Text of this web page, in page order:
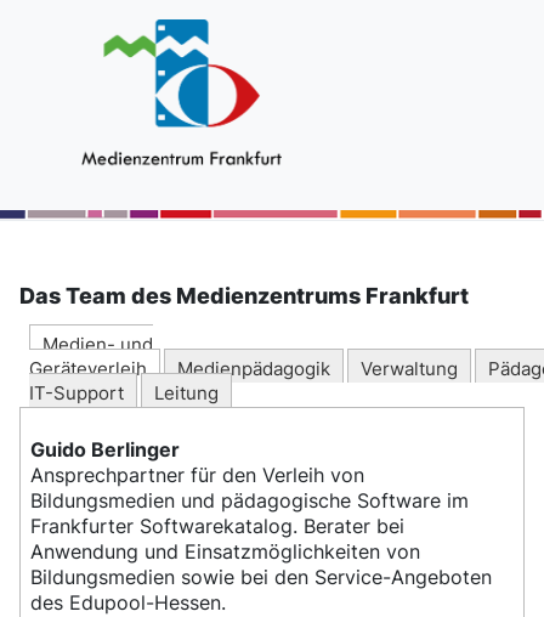
Das Team des Medienzentrums Frankfurt
Medien- und
Geräteverleih
Medienpädagogik Verwaltung
IT-Support
Leitung
Guido Berlinger
Ansprechpartner für den Verleih von
Bildungsmedien und pädagogische Software im
Frankfurter Softwarekatalog. Berater bei
Anwendung und Einsatzmöglichkeiten von
Bildungsmedien sowie bei den Service-Angeboten
des Edupool-Hessen.